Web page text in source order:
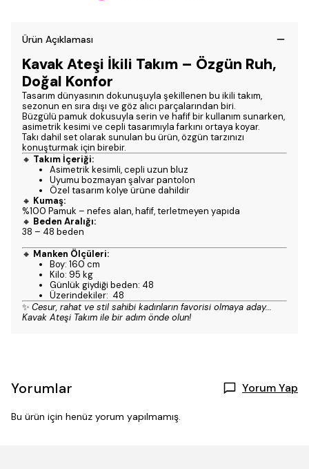
Ürün Açıklaması
Kavak Ateşi İkili Takım – Özgün Ruh,
Doğal Konfor
Tasarım dünyasının dokunuşuyla şekillenen bu ikili takım,
sezonun en sıra dışı ve göz alıcı parçalarından biri.
Büzgülü pamuk dokusuyla serin ve hafif bir kullanım sunarken,
asimetrik kesimi ve cepli tasarımıyla farkını ortaya koyar.
Takı dahil set olarak sunulan bu ürün, özgün tarzınızı
konuşturmak için birebir.
🔸 Takım İçeriği:
Asimetrik kesimli, cepli uzun bluz
Uyumu bozmayan şalvar pantolon
Özel tasarım kolye ürüne dahildir
🔸 Kumaş:
%100 Pamuk – nefes alan, hafif, terletmeyen yapıda
🔸 Beden Aralığı:
38 – 48 beden
🔸 Manken Ölçüleri:
Boy: 160 cm
Kilo: 95 kg
Günlük giydiği beden: 48
Üzerindekiler: 48
✨ Cesur, rahat ve stil sahibi kadınların favorisi olmaya aday...
Kavak Ateşi Takım ile bir adım önde olun!
Yorumlar Yorum Yap
Bu ürün için henüz yorum yapılmamış.